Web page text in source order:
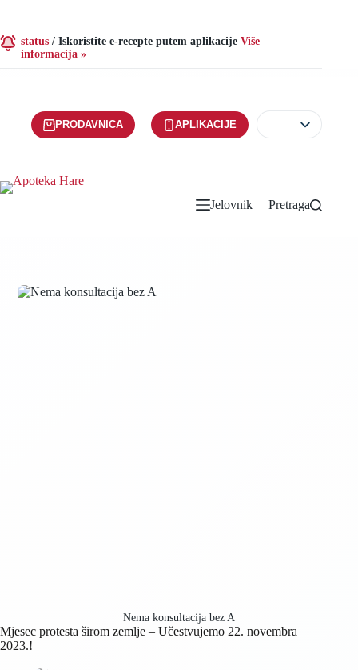
status / Iskoristite e-recepte putem aplikacije Više
informacija »
PRODAVNICA APLIKACIJE
Jelovnik Pretraga
Nema konsultacija bez A
Mjesec protesta širom zemlje – Učestvujemo 22. novembra
2023.!